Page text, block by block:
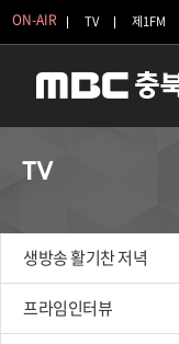
ON-AIR TV 제1FM
TV
생방송 활기찬 저녁
프라임인터뷰